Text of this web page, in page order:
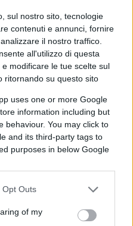
sul nostro sito, tecnologie
contenuti e annunci, fornire
il nostro traffico.
all'utilizzo di questa
modificare le tue scelte sul
ritornando su questo sito
uses one or more Google
information including but
behaviour. You may click to
and its third-party tags to
purposes in below Google
Opt Outs
of my